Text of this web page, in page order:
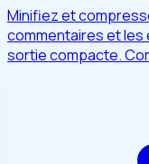
Minifiez et
commentaires et les
sortie compacte.